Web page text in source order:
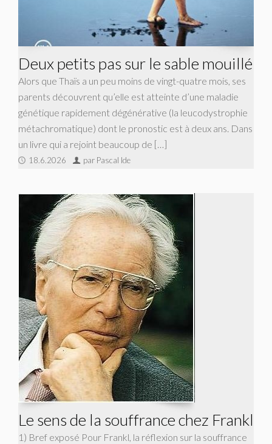
Deux petits pas sur le sable mouillé
Alors que Thaïs a un peu moins de vingt-quatre mois, ses
parents découvrent qu’elle est atteinte d’une maladie
génétique rapidement dégénérative (la leucodystrophie
métachromatique) dont le pronostic est à deux ans. Dans
un livre qui a rejoint beaucoup de […]
18.6.2026 par Pascal Ide
Le sens de la souffrance chez Frankl
1) Bref exposé Pour Frankl, la réflexion sur la souffrance